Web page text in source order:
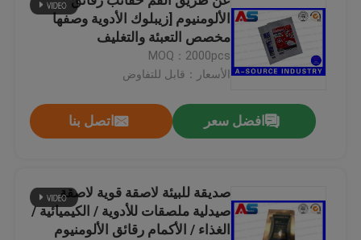
تسميات زجاجة صغيرة
ملصقات التصوير المجسم مخصص
قوارير الزجاج الصغيرة
زجاجات بلاستيكية حبوب منع الحمل
الألومنيوم [زيبلوك الأدوية وصفها
مخصص التعبئة والتغليف
MOQ：2000pcs
الأسعار：قابل للتفاوض
افضل سعر اتصل بنا
صديقة للبيئة لاصقة قوية لاصقة
صيدلية ملصقات للأدوية / الكيميائية /
الغذاء / الأكمام رقائق الألومنيوم